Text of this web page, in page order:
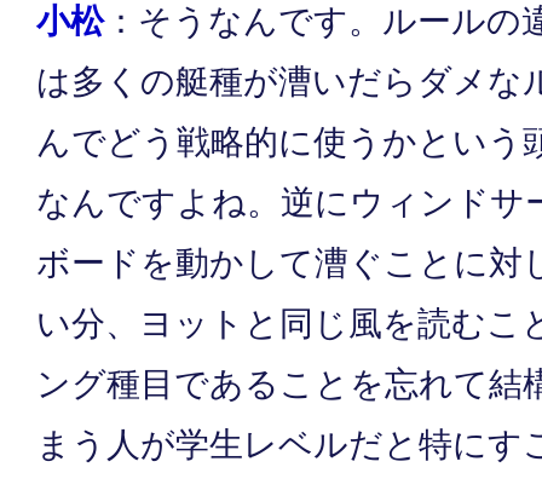
小松：そうなんです。ルールの
は多くの艇種が漕いだらダメな
んでどう戦略的に使うかという
なんですよね。逆にウィンドサ
ボードを動かして漕ぐことに対
い分、ヨットと同じ風を読むこ
ング種目であることを忘れて結
まう人が学生レベルだと特にす